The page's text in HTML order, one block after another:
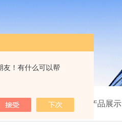
友！有什么可以帮
我的位置：首页 产品展示